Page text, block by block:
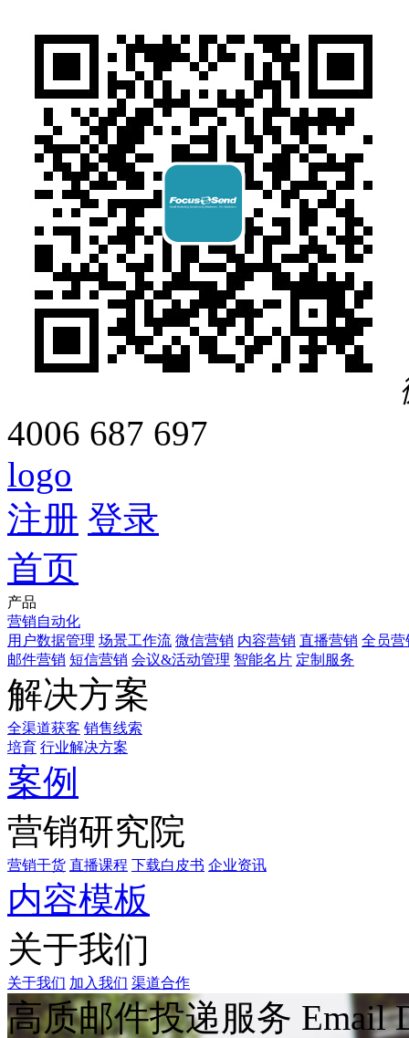
4006 687 697
logo
注册 登录
首页
产品
营销自动化
用户数据管理 场景工作流 微信营销 内容营销 直播营销 全员营
邮件营销 短信营销 会议&活动管理 智能名片 定制服务
解决方案
全渠道获客 销售线索
培育 行业解决方案
案例
营销研究院
营销干货 直播课程 下载白皮书 企业资讯
内容模板
关于我们
关于我们 加入我们 渠道合作
高质邮件投递服务 Email